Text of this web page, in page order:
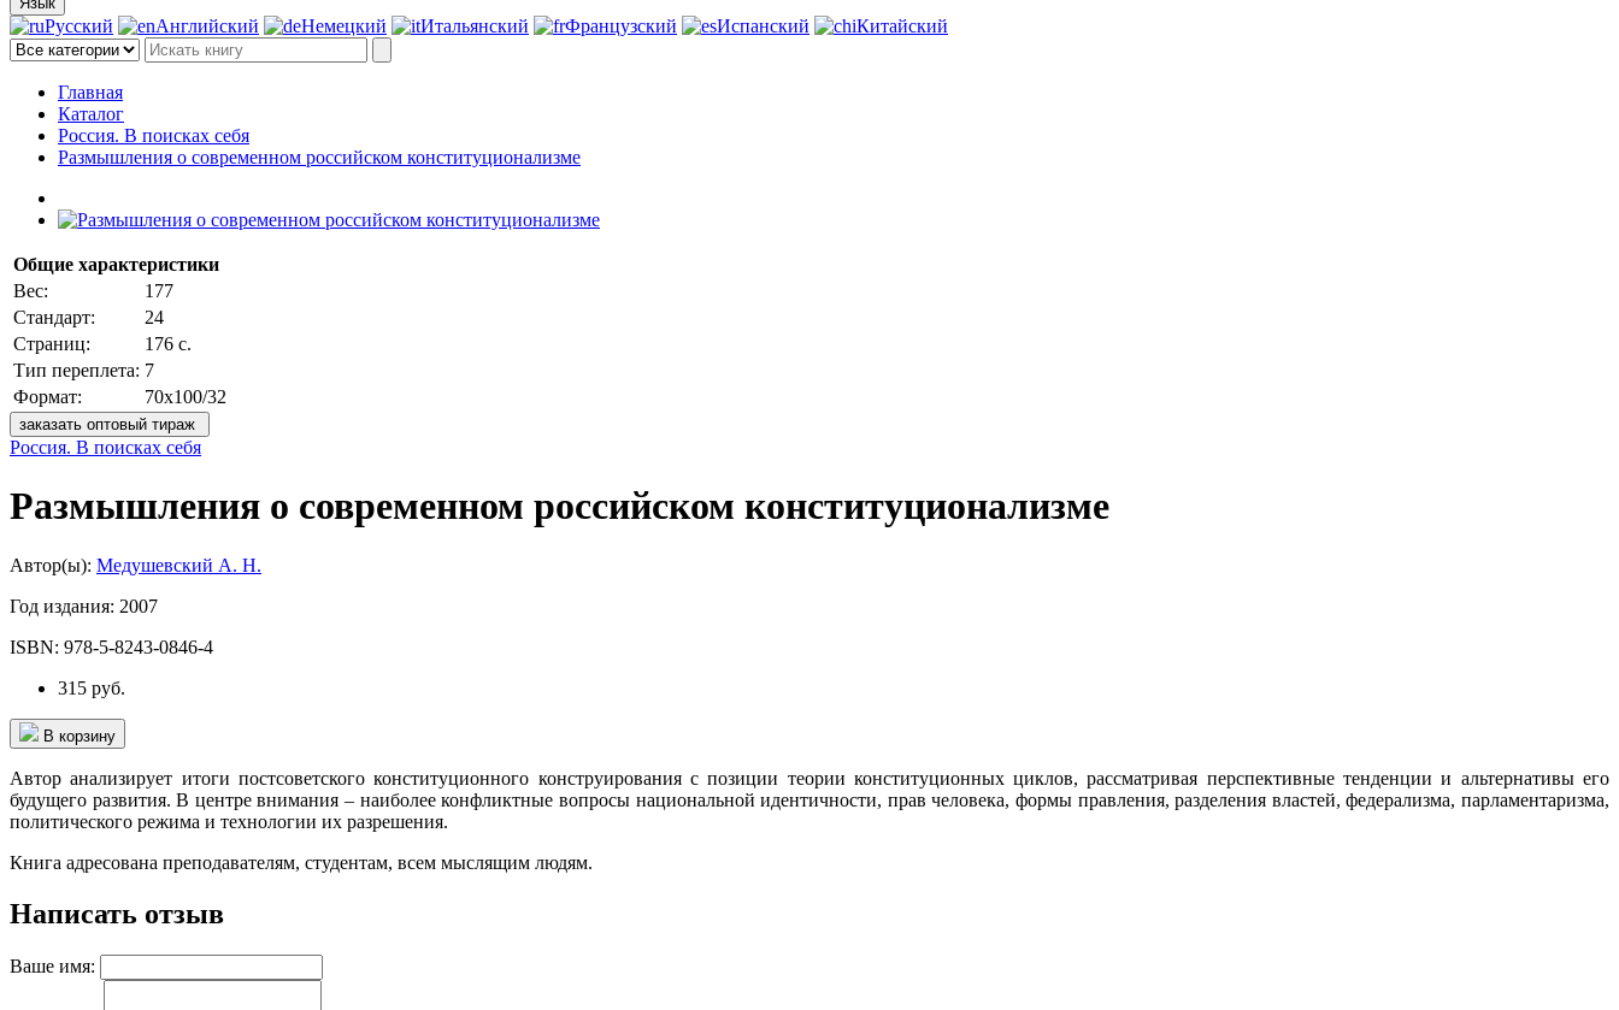
Русский Английский Немецкий Итальянский Французский Испанский Китайский
Главная
Каталог
Россия. В поисках себя
Размышления о современном российском конституционализме
Общие характеристики
Вес:
177
Стандарт:
24
Страниц:
176 с.
Тип переплета: 7
Формат:
70x100/32
заказать оптовый тираж
Россия. В поисках себя
Размышления о современном российском конституционализме
Автор(ы): Медушевский А. Н.
Год издания: 2007
ISBN: 978-5-8243-0846-4
315 руб.
В корзину
Автор анализирует итоги постсоветского конституционного конструирования с позиции теории конституционных циклов, рассматривая перспективные тенденции и альтернативы его
будущего развития. В центре внимания – наиболее конфликтные вопросы национальной идентичности, прав человека, формы правления, разделения властей, федерализма, парламентаризма,
политического режима и технологии их разрешения.
Книга адресована преподавателям, студентам, всем мыслящим людям.
Написать отзыв
Ваше имя: